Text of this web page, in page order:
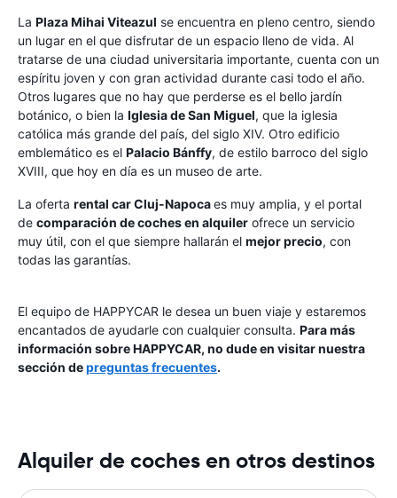
La Plaza Mihai Viteazul se encuentra en pleno centro, siendo
un lugar en el que disfrutar de un espacio lleno de vida. Al
tratarse de una ciudad universitaria importante, cuenta con un
espíritu joven y con gran actividad durante casi todo el año.
Otros lugares que no hay que perderse es el bello jardín
botánico, o bien la Iglesia de San Miguel, que la iglesia
católica más grande del país, del siglo XIV. Otro edificio
emblemático es el Palacio Bánffy, de estilo barroco del siglo
XVIII, que hoy en día es un museo de arte.
La oferta rental car Cluj-Napocaes muy amplia, y el portal
de comparación de coches en alquiler ofrece un servicio
muy útil, con el que siempre hallarán el mejor precio, con
todas las garantías.
El equipo de HAPPYCAR le desea un buen viaje y estaremos
encantados de ayudarle con cualquier consulta. Para más
información sobre HAPPYCAR, no dude en visitar nuestra
sección depreguntas frecuentes.
Alquiler de coches en otros destinos